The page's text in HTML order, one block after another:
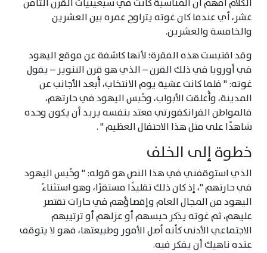
الكلام أفهم أن المناسبة كانت في سبعينيات القرن الثامن
عشر، أي عندما كان غوته يتراوح عمره بين العشرين
والخامسة والعشرين.
وقد اقتبست هذه الفقرة؛ لأنها كاشفة عن موقع اليهود
في أوروبا في ذلك القرن – الذي هو قرن التنوير – يقول
غوته: " فلما كانت عشية يوم الانتخاب، أُبعد الأجانب عن
المدينة، وأُغلقت الأبواب، وحُبس اليهود في حارتهم،
فالمواطن الفرانكفورتي معتد بنفسه يريد أن يكون وحده
شاهدًا على مثل هذا الاحتفال العظيم " .
خطوة إلى الخلف
الذي استوقفني في هذا النص هو قوله: " وحُبس اليهود
في حارتهم "، إذ كان ذلك تقليدًا مستقرًا، وهو استثناءُ
اليهود من المجال العام وإقصاؤُهم في حارات تقتصر
عليهم، ثم غوته يذكر حبسهم أو عزلهم أو ترتيبهم
الاجتماعي الأدنى كأنه أصل الأمور وطبيعتها، فهو لا يتوقف
عنده ناهيك أن يفكر فيه.